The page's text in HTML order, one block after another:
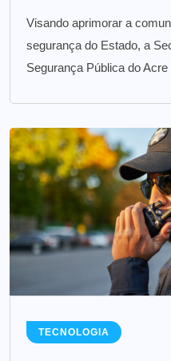
Visando aprimorar a
segurança do Estado, a
Segurança Pública do Acre
TECNOLOGIA